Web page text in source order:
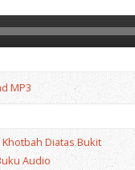
MP3
Khotbah Diatas Bukit
Audio